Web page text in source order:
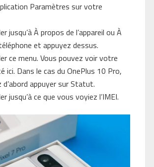
Paramètres sur votre
jusqu’à À propos de l’appareil ou À
et appuyez dessus.
ce menu. Vous pouvez voir votre
ici. Dans le cas du OnePlus 10 Pro,
appuyer sur Statut.
jusqu’à ce que vous voyiez l’IMEI.